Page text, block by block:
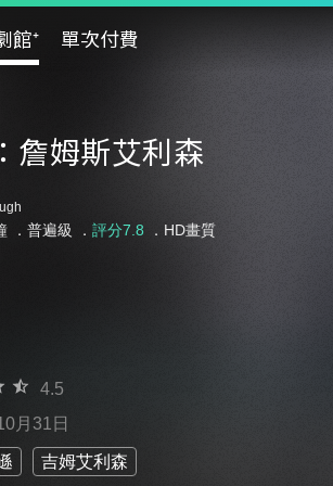
館⁺ 單次付費
詹姆斯艾利森
． 普遍級 ． 評分7.8 ．HD畫質
4.5
月31日
吉姆艾利森